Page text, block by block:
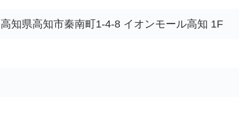
高知県高知市秦南町1-4-8 イオンモール高知 1F